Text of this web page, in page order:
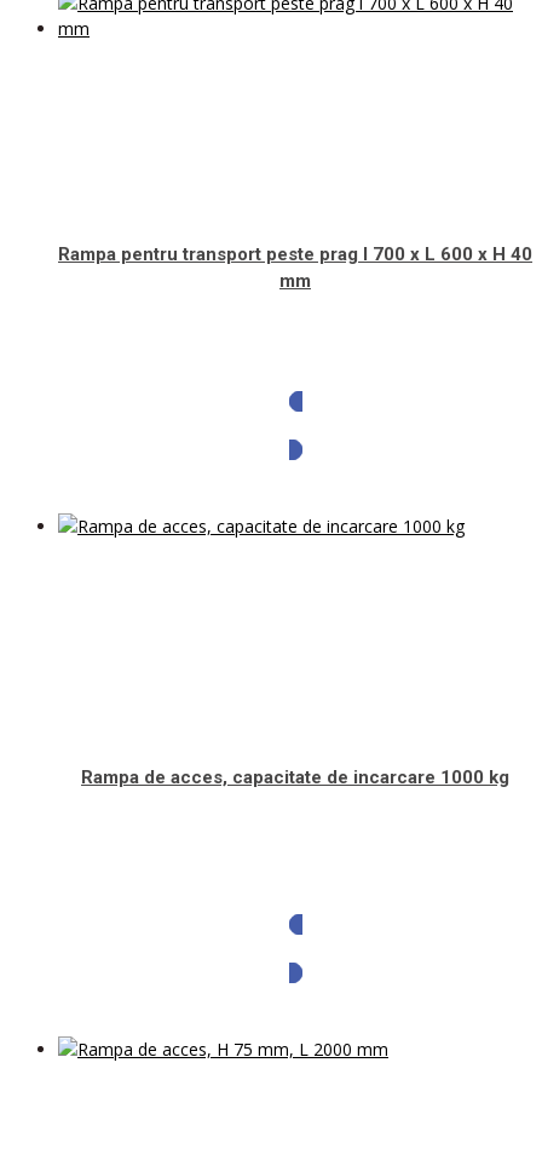
Rampa pentru transport peste prag l 700 x L 600 x H 40
mm
Rampa de acces, capacitate de incarcare 1000 kg